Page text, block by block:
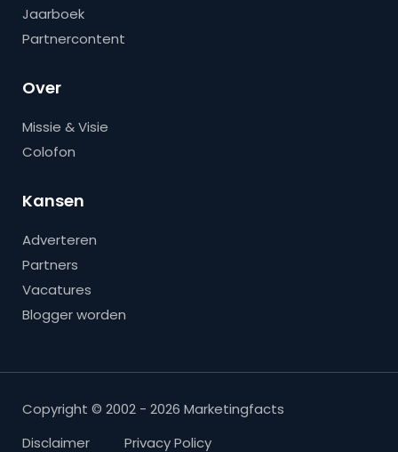
Jaarboek
Partnercontent
Over
Missie & Visie
Colofon
Kansen
Adverteren
Partners
Vacatures
Blogger worden
Copyright © 2002 - 2026 Marketingfacts
Disclaimer
Privacy Policy